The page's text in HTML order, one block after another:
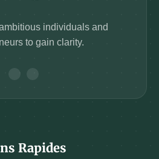
individuals and
to gain clarity.
Rapides